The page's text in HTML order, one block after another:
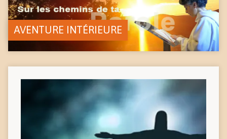
AVENTURE INTÉRIEURE